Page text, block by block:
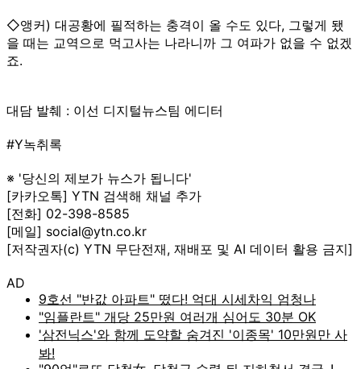
◇앵커) 대공황에 필적하는 충격이 올 수도 있다, 그렇게 됐
을 때는 교역으로 먹고사는 나라니까 그 여파가 없을 수 없겠
죠.
대담 발췌 : 이선 디지털뉴스팀 에디터
#Y녹취록
※ '당신의 제보가 뉴스가 됩니다'
[카카오톡] YTN 검색해 채널 추가
[전화] 02-398-8585
[메일] social@ytn.co.kr
[저작권자(c) YTN 무단전재, 재배포 및 AI 데이터 활용 금지]
AD